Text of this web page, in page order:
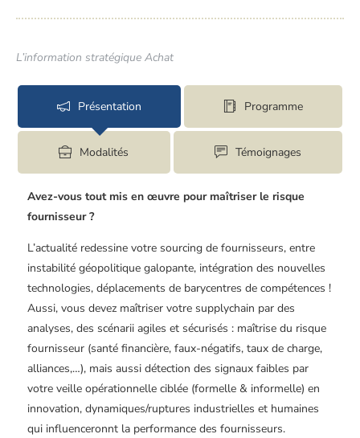
L’information stratégique Achat
Présentation Programme
Modalités Témoignages
Avez-vous tout mis en œuvre pour maîtriser le risque
fournisseur ?
L’actualité redessine votre sourcing de fournisseurs, entre
instabilité géopolitique galopante, intégration des nouvelles
technologies, déplacements de barycentres de compétences !
Aussi, vous devez maîtriser votre supplychain par des
analyses, des scénarii agiles et sécurisés : maîtrise du risque
fournisseur (santé financière, faux-négatifs, taux de charge,
alliances,…), mais aussi détection des signaux faibles par
votre veille opérationnelle ciblée (formelle & informelle) en
innovation, dynamiques/ruptures industrielles et humaines
qui influenceronnt la performance des fournisseurs.